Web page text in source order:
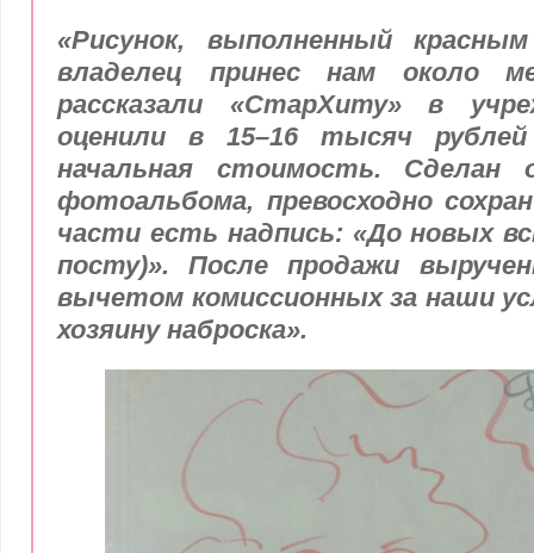
«Рисунок, выполненный
владелец принес нам около
рассказали «СтарХиту» в
оценили в 15–16 тысяч
начальная стоимость. Сделан
фотоальбома, превосходно
части есть надпись: «До новых
посту)». После продажи
вычетом комиссионных за наши
хозяину наброска».